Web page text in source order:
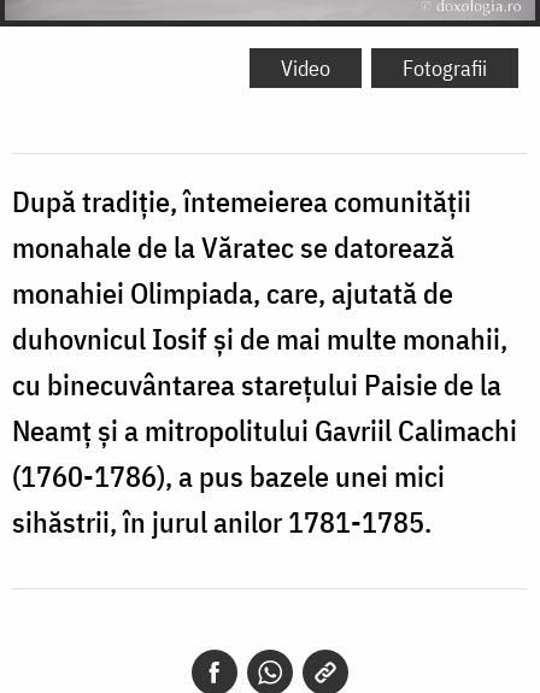
Video Fotografii
După tradiţie, întemeierea comunităţii
monahale de la Văratec se datorează
monahiei Olimpiada, care, ajutată de
duhovnicul Iosif şi de mai multe monahii,
cu binecuvântarea stareţului Paisie de la
Neamţ şi a mitropolitului Gavriil Calimachi
(1760-1786), a pus bazele unei mici
sihăstrii, în jurul anilor 1781-1785.